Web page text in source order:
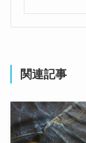
関連記事